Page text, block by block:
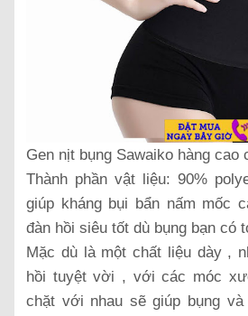
Gen nịt bụng Sawaiko hàng cao
Thành phần vật liệu: 90%
giúp kháng bụi bẩn nấm mốc
đàn hồi siêu tốt dù bụng bạn có
Mặc dù là một chất liệu dày ,
hồi tuyệt vời , với các móc
chặt với nhau sẽ giúp bụng